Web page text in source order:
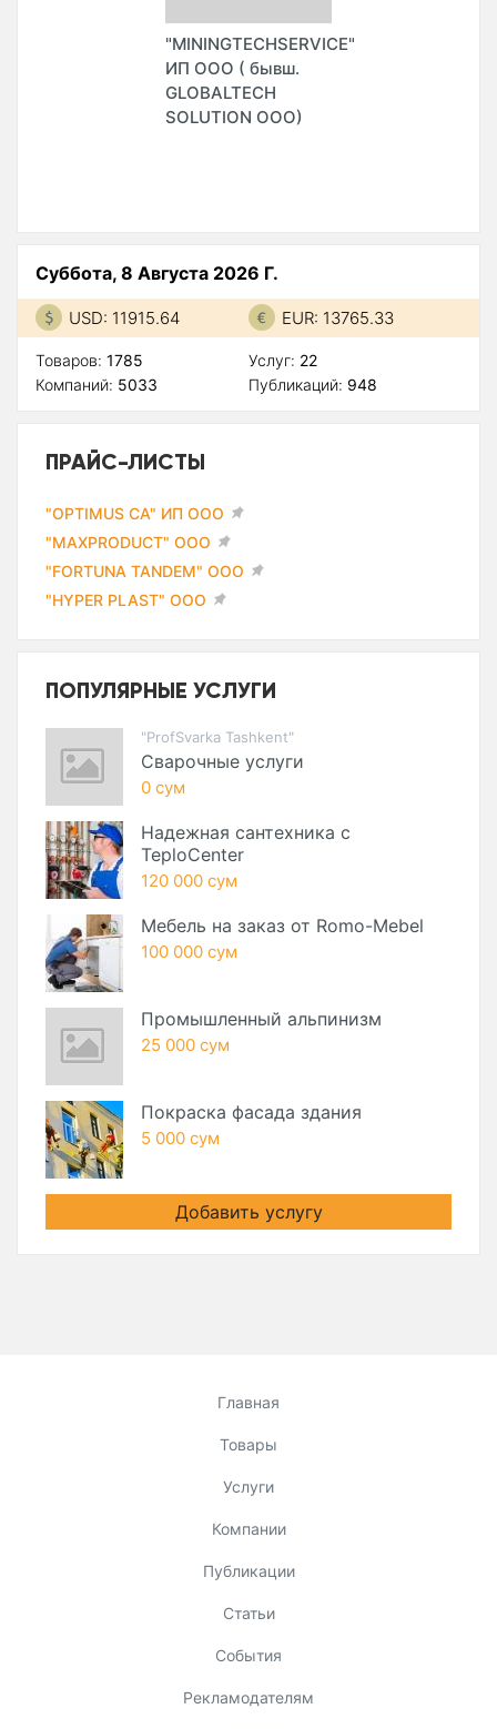
"MININGTECHSERVICE"
ИП ООО ( бывш.
GLOBALTECH
SOLUTION ООО)
Суббота, 8 Августа 2026 Г.
USD: 11915.64 EUR: 13765.33
Товаров: 1785
Компаний: 5033
Услуг: 22
Публикаций: 948
ПРАЙС-ЛИСТЫ
"OPTIMUS CA" ИП ООО
"MAXPRODUCT" ООО
"FORTUNA TANDEM" ООО
"HYPER PLAST" ООО
ПОПУЛЯРНЫЕ УСЛУГИ
"ProfSvarka Tashkent"
Сварочные услуги
0 сум
Надежная сантехника с
TeploCenter
120 000 сум
Мебель на заказ от Romo-Mebel
100 000 сум
Промышленный альпинизм
25 000 сум
Покраска фасада здания
5 000 сум
Добавить услугу
Главная
Товары
Услуги
Компании
Публикации
Статьи
События
Рекламодателям